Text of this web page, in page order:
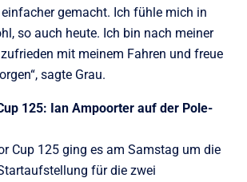
gemacht. Ich fühle mich in
so auch heute. Ich bin nach meiner
mit meinem Fahren und freue
sagte Grau.
125: Ian Ampoorter auf der Pole-
Cup 125 ging es am Samstag um die
für die zwei